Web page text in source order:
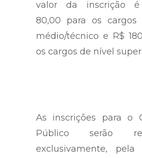
valor da inscrição
80,00 para os cargos
médio/técnico e R$
os cargos de nível
As inscrições para o
Público serão
exclusivamente, pela